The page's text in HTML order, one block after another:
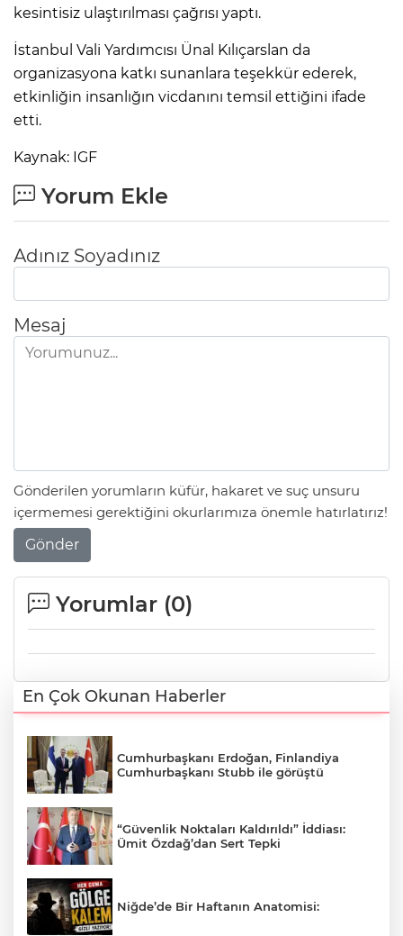
kesintisiz ulaştırılması çağrısı yaptı.
İstanbul Vali Yardımcısı Ünal Kılıçarslan da
organizasyona katkı sunanlara teşekkür ederek,
etkinliğin insanlığın vicdanını temsil ettiğini ifade
etti.
Kaynak: IGF
Yorum Ekle
Adınız Soyadınız
Mesaj
Gönderilen yorumların küfür, hakaret ve suç unsuru
içermemesi gerektiğini okurlarımıza önemle hatırlatırız!
Gönder
Yorumlar (0)
En Çok Okunan Haberler
Cumhurbaşkanı Erdoğan, Finlandiya
Cumhurbaşkanı Stubb ile görüştü
“Güvenlik Noktaları Kaldırıldı” İddiası:
Ümit Özdağ’dan Sert Tepki
Niğde’de Bir Haftanın Anatomisi: